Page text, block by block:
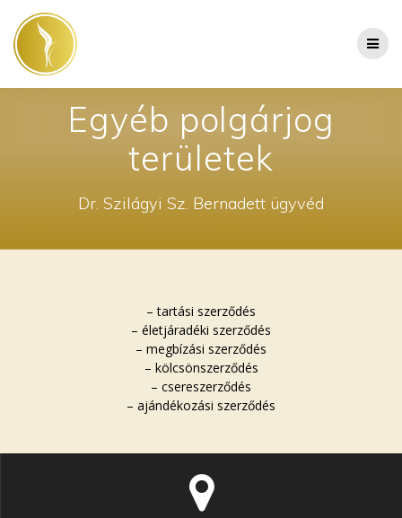
Egyéb polgárjog
területek
Dr. Szilágyi Sz. Bernadett ügyvéd
– tartási szerződés
– életjáradéki szerződés
– megbízási szerződés
– kölcsönszerződés
– csereszerződés
– ajándékozási szerződés